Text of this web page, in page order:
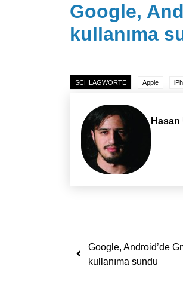
Google,
kullanıma
SCHLAGWORTE Apple
Hasan
Yazı
Google, Android’de
kullanıma sundu